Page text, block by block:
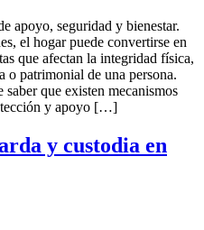
apoyo, seguridad y bienestar.
el hogar puede convertirse en
que afectan la integridad física,
o patrimonial de una persona.
saber que existen mecanismos
y apoyo […]
y custodia en